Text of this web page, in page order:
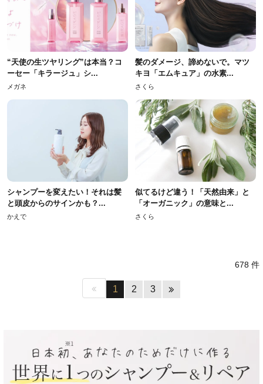
“天使の生ツヤリング”は本当？コ
ーセー「キラージュ」シ...
メガネ
髪のダメージ、諦めないで。マツ
キヨ「エムキュア」の水素...
さくら
シャンプーを変えたい！それは髪
と頭皮からのサインかも？...
かえで
似てるけど違う！「天然由来」と
「オーガニック」の意味と...
さくら
678 件
1 2 3